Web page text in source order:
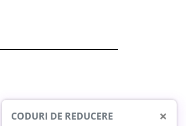
CODURI DE REDUCERE ×